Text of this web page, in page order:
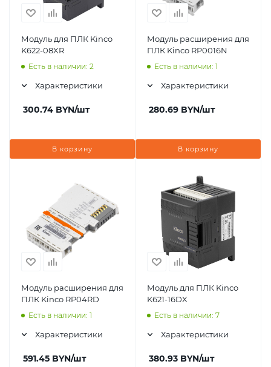
Модуль для ПЛК Kinco
K622-08XR
Есть в наличии: 2
Характеристики
300.74 BYN/шт
В корзину
Модуль расширения для
ПЛК Kinco RP0016N
Есть в наличии: 1
Характеристики
280.69 BYN/шт
В корзину
Модуль расширения для
ПЛК Kinco RP04RD
Есть в наличии: 1
Характеристики
591.45 BYN/шт
Модуль для ПЛК Kinco
K621-16DX
Есть в наличии: 7
Характеристики
380.93 BYN/шт